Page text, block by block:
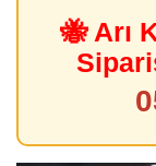
🐝 Arı